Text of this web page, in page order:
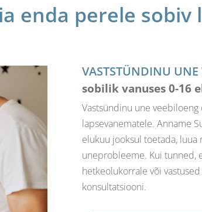
enda perele sobiv
VASTSTÜNDINU UNE
sobilik vanuses 0-16
Vastsündinu une
lapsevanematele. Anname
elukuu jooksul toetada,
uneprobleeme. Kui tunned,
hetkeolukorrale või
konsultatsiooni.